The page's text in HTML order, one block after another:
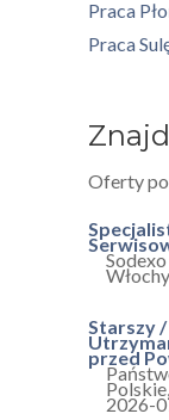
Praca
Praca
Oferty
Włochy
Starszy
przed
Polskie,
2026-